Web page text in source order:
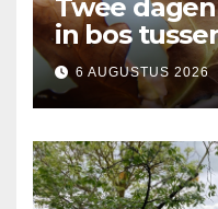
Twee
in bos
Nuland
6 AUGUSTUS 2026